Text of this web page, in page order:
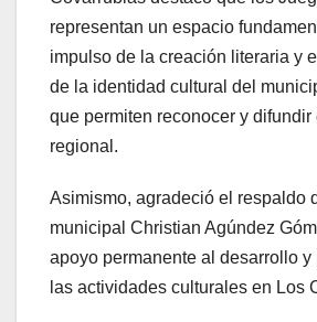
representan un espacio
impulso de la creación literaria y
de la identidad cultural del
que permiten reconocer y
regional.
Asimismo, agradeció el respaldo
municipal Christian Agúndez
apoyo permanente al desarrollo y
las actividades culturales en Los